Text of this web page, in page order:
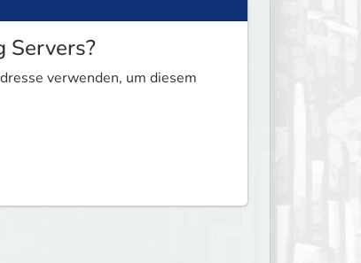
Servers?
verwenden, um diesem